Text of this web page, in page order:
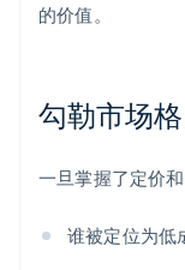
的价值。
勾勒市场
一旦掌握了定价
谁被定位为低